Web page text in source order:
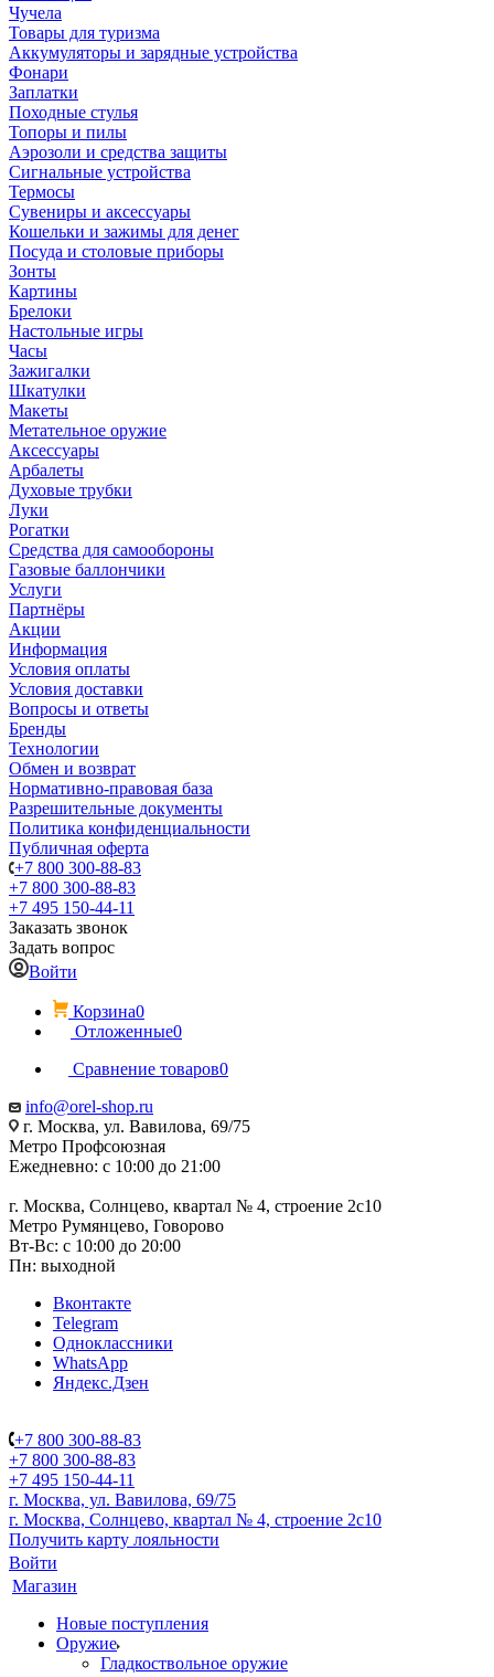
Чучела
Товары для туризма
Аккумуляторы и зарядные устройства
Фонари
Заплатки
Походные стулья
Топоры и пилы
Аэрозоли и средства защиты
Сигнальные устройства
Термосы
Сувениры и аксессуары
Кошельки и зажимы для денег
Посуда и столовые приборы
Зонты
Картины
Брелоки
Настольные игры
Часы
Зажигалки
Шкатулки
Макеты
Метательное оружие
Аксессуары
Арбалеты
Духовые трубки
Луки
Рогатки
Средства для самообороны
Газовые баллончики
Услуги
Партнёры
Акции
Информация
Условия оплаты
Условия доставки
Вопросы и ответы
Бренды
Технологии
Обмен и возврат
Нормативно-правовая база
Разрешительные документы
Политика конфиденциальности
Публичная оферта
+7 800 300-88-83
+7 800 300-88-83
+7 495 150-44-11
Заказать звонок
Задать вопрос
Войти
Корзина0
Отложенные0
Сравнение товаров0
info@orel-shop.ru
г. Москва, ул. Вавилова, 69/75
Метро Профсоюзная
Ежедневно: с 10:00 до 21:00
г. Москва, Солнцево, квартал № 4, строение 2с10
Метро Румянцево, Говорово
Вт-Вс: с 10:00 до 20:00
Пн: выходной
Вконтакте
Telegram
Одноклассники
WhatsApp
Яндекс.Дзен
+7 800 300-88-83
+7 800 300-88-83
+7 495 150-44-11
г. Москва, ул. Вавилова, 69/75
г. Москва, Солнцево, квартал № 4, строение 2с10
Получить карту лояльности
Войти
Магазин
Новые поступления
Оружие
Гладкоствольное оружие